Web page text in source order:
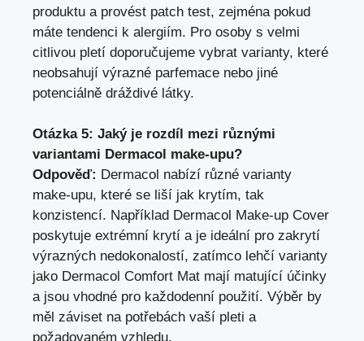
produktu a provést patch test, zejména pokud
máte tendenci k alergiím. Pro osoby s velmi
citlivou pletí doporučujeme vybrat varianty, které
neobsahují výrazné parfemace nebo jiné
potenciálně dráždivé látky.
Otázka 5: Jaký je rozdíl mezi různými
variantami Dermacol make-upu?
Odpověď: Dermacol nabízí různé varianty
make-upu, které se liší jak krytím, tak
konzistencí. Například Dermacol Make-up Cover
poskytuje extrémní krytí a je ideální pro zakrytí
výrazných nedokonalostí, zatímco lehčí varianty
jako Dermacol Comfort Mat mají matující účinky
a jsou vhodné pro každodenní použití. Výběr by
měl záviset na potřebách vaší pleti a
požadovaném vzhledu.